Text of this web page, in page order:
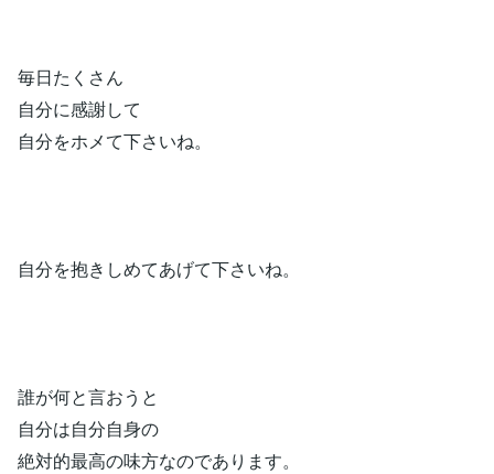
毎日たくさん
自分に感謝して
自分をホメて下さいね。
自分を抱きしめてあげて下さいね。
誰が何と言おうと
自分は自分自身の
絶対的最高の味方なのであります。